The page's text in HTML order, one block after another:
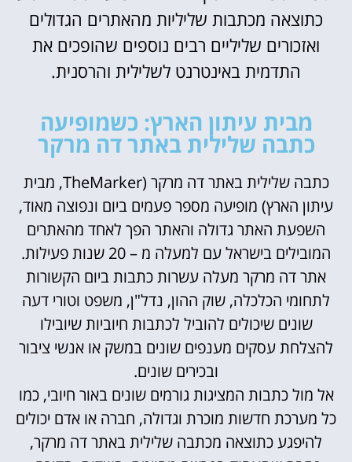
כתוצאה מכתבות שליליות מהאתרים הגדולים
ואזכורים שליליים רבים נוספים שהופכים את
התדמית באינטרנט לשלילית והרסנית.
מבית עיתון הארץ: כשמופיעה
כתבה שלילית באתר דה מרקר
כתבה שלילית באתר דה מרקר (TheMarker, מבית
עיתון הארץ) מופיעה מספר פעמים ביום ונפוצה מאוד,
השפעת האתר גדולה והאתר הפך לאחד מהאתרים
המובילים בישראל עם למעלה מ – 20 שנות פעילות.
אתר דה מרקר מעלה עשרות כתבות ביום הקשורות
לתחומי הכלכלה, שוק ההון, נדל"ן, משפט וטורי דעה
שונים שיכולים להוביל לכתבות חיוביות שיובילו
להצלחת עסקים מענפים שונים במשק או אנשי ציבור
ובכירים שונים.
אל מול כתבות המציגות גורמים שונים באור חיובי, כמו
כל מערכת חדשות מוכרת וגדולה, חברה או אדם יכולים
להיפגע כתוצאה מכתבה שלילית באתר דה מרקר,